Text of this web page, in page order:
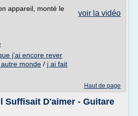
voir la vidéo
appareil, monté le
j'ai encore rever
monde / j ai fait
Haut de page
Suffisait D'aimer - Guitare